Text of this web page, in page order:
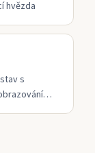
hvězda
s
dvou